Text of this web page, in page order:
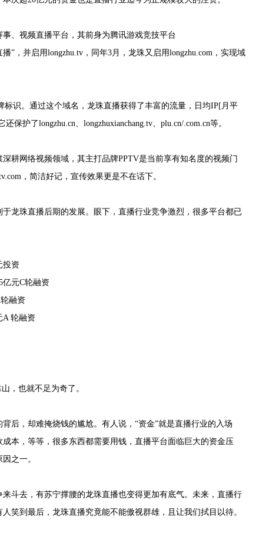
视频直播平台，其前身为腾讯游戏竞技平台
”，并启用longzhu.tv，同年3月，龙珠又启用longzhu.com，实现域
识。通过这个域名，龙珠直播获得了丰富的流量，日均IP[月平
保护了longzhu.cn、longzhuxianchang.tv、plu.cn/.com.cn等。
网络视频领域，其主打品牌PPTV是当前享有知名度的视频门
，简洁好记，宣传效果更是不在话下。
珠直播后期的发展。眼下，直播行业竞争激烈，很多平台都已
资
元C轮融资
融资
轮融资
，也就不足为奇了。
，却难掩烧钱的尴尬。有人说，“资金”就是直播行业的入场
本，等等，很多东西都需要用钱，直播平台面临巨大的资金压
之一。
去，有苏宁撑腰的龙珠直播也变得更加有底气。未来，直播行
笑到最后，龙珠直播究竟能不能傲视群雄，且让我们拭目以待。